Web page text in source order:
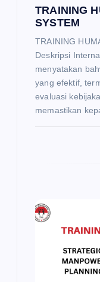
TRAINING
SYSTEM
TRAINING
Deskripsi
menyatakan
yang efektif,
evaluasi
memastikan